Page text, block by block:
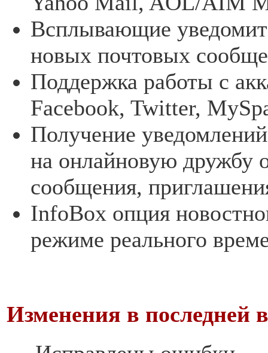
Всплывающие
новых почтовых
Поддержка работы с
Facebook, Twitter,
Получение
на онлайновую дружбу
сообщения,
InfoBox опция
режиме реального
Изменения в последней